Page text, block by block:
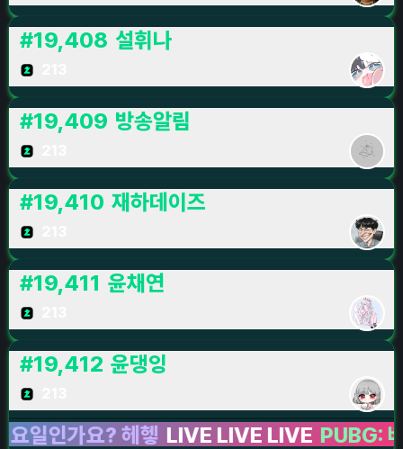
#19,408 설휘나
#19,409 방송알림
#19,410 재하데이즈
#19,411 윤채연
#19,412 윤댕잉
가요? 헤헿 LIVE LIVE LIVE PUBG: 배틀그